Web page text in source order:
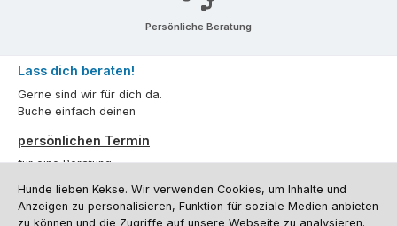
Persönliche Beratung
Lass dich beraten!
Gerne sind wir für dich da.
Buche einfach deinen
persönlichen Termin
für eine Beratung.
Oder über unserKontaktformular.
Hunde lieben Kekse. Wir verwenden Cookies, um Inhalte und
Anzeigen zu personalisieren, Funktion für soziale Medien anbieten
zu können und die Zugriffe auf unsere Webseite zu analysieren.